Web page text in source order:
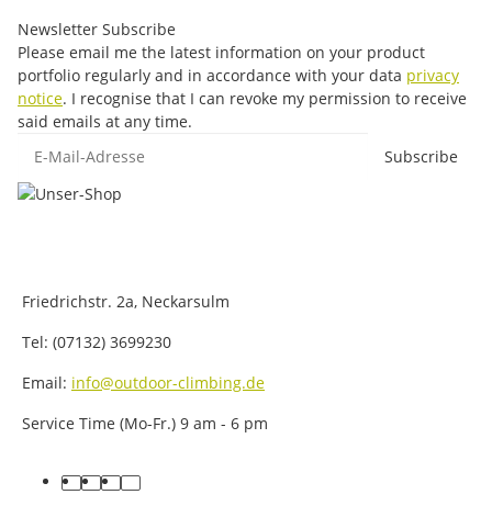
Newsletter Subscribe
Please email me the latest information on your product
portfolio regularly and in accordance with your data privacy
notice. I recognise that I can revoke my permission to receive
said emails at any time.
Subscribe
Friedrichstr. 2a, Neckarsulm
Tel: (07132) 3699230
Email: info@outdoor-climbing.de
Service Time (Mo-Fr.) 9 am - 6 pm
facebook
youtube
instagram
tiktok